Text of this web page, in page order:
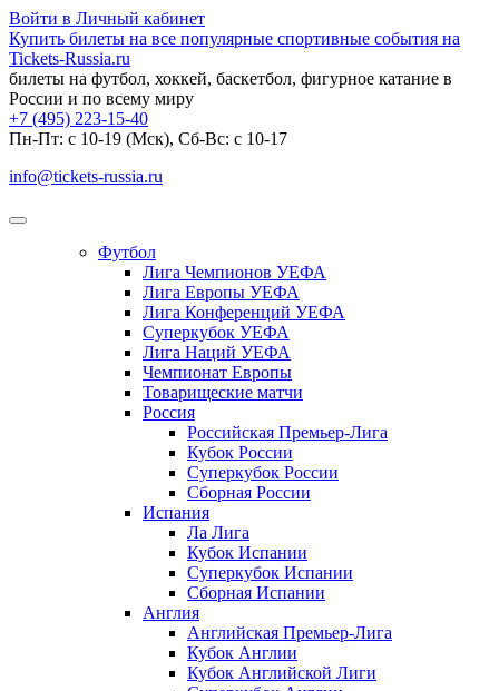
Войти в Личный кабинет
Купить билеты на все популярные спортивные события на
Tickets-Russia.ru
билеты на футбол, хоккей, баскетбол, фигурное катание в
России и по всему миру
+7 (495) 223-15-40
Пн-Пт: c 10-19 (Мск), Сб-Вс: с 10-17
info@tickets-russia.ru
Футбол
Лига Чемпионов УЕФА
Лига Европы УЕФА
Лига Конференций УЕФА
Суперкубок УЕФА
Лига Наций УЕФА
Чемпионат Европы
Товарищеские матчи
Россия
Российская Премьер-Лига
Кубок России
Суперкубок России
Сборная России
Испания
Ла Лига
Кубок Испании
Суперкубок Испании
Сборная Испании
Англия
Английская Премьер-Лига
Кубок Англии
Кубок Английской Лиги